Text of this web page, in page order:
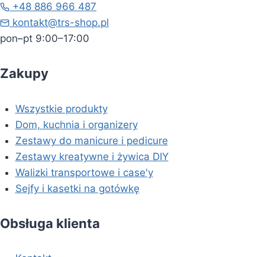
+48 886 966 487
kontakt@trs-shop.pl
pon–pt 9:00–17:00
Zakupy
Wszystkie produkty
Dom, kuchnia i organizery
Zestawy do manicure i pedicure
Zestawy kreatywne i żywica DIY
Walizki transportowe i case'y
Sejfy i kasetki na gotówkę
Obsługa klienta